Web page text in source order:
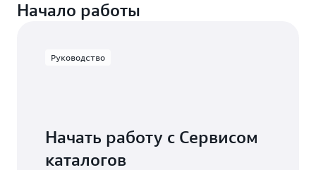
Начало работы
Руководство
Начать работу с Сервисом
каталогов